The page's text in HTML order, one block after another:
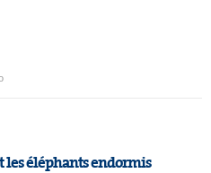
les éléphants endormis